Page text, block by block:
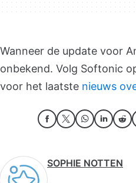
Wanneer de update voor
onbekend. Volg Softonic
voor het laatste nieuws
SOPHIE NOTTEN